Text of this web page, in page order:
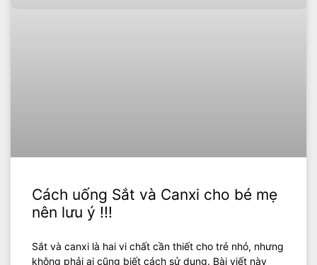
Cách uống Sắt và Canxi cho bé mẹ
nên lưu ý !!!
Sắt và canxi là hai vi chất cần thiết cho trẻ nhỏ, nhưng
không phải ai cũng biết cách sử dụng. Bài viết này